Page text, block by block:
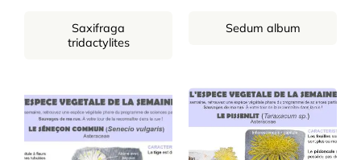
Saxifraga
tridactylites
Sedum album